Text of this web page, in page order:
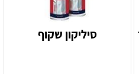
סיליקון שקוף